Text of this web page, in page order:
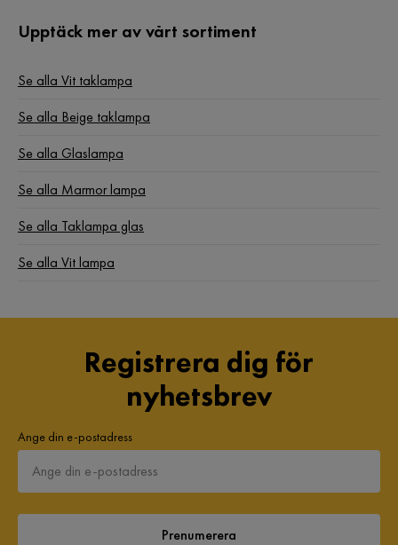
Upptäck mer av vårt sortiment
Se alla Vit taklampa
Se alla Beige taklampa
Se alla Glaslampa
Se alla Marmor lampa
Se alla Taklampa glas
Se alla Vit lampa
Registrera dig för
nyhetsbrev
Ange din e-postadress
Prenumerera